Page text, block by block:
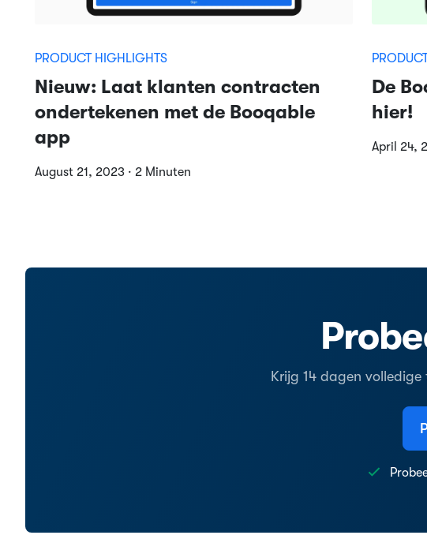
PRODUCT HIGHLIGHTS
Nieuw: Laat klanten contracten
ondertekenen met de Booqable
app
August 21, 2023 · 2 Minuten
De
hier!
April 24,
Krijg 14 dagen